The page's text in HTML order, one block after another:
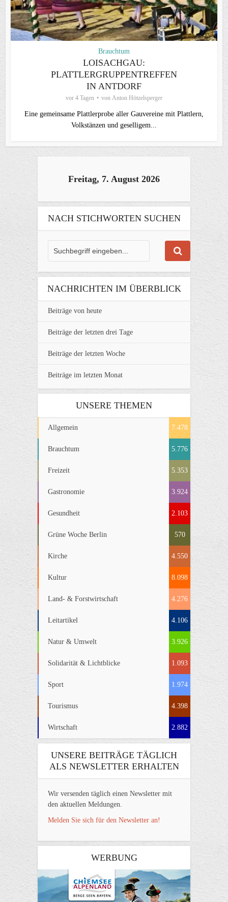
Brauchtum
LOISACHGAU:
PLATTLERGRUPPENTREFFEN
IN ANTDORF
vor 4 Tagen von Anton Hötzelsperger
Eine gemeinsame Plattlerprobe aller Gauvereine mit Plattlern,
Volkstänzen und geselligem...
Freitag, 7. August 2026
NACH STICHWORTEN SUCHEN
NACHRICHTEN IM ÜBERBLICK
Beiträge von heute
Beiträge der letzten drei Tage
Beiträge der letzten Woche
Beiträge im letzten Monat
UNSERE THEMEN
Allgemein 7.478
Brauchtum 5.776
Freizeit 5.353
Gastronomie 3.924
Gesundheit 2.103
Grüne Woche Berlin 570
Kirche 4.550
Kultur 8.098
Land- & Forstwirtschaft 4.276
Leitartikel 4.106
Natur & Umwelt 3.926
Solidarität & Lichtblicke 1.093
Sport 1.974
Tourismus 4.398
Wirtschaft 2.882
UNSERE BEITRÄGE TÄGLICH
ALS NEWSLETTER ERHALTEN
Wir versenden täglich einen Newsletter mit
den aktuellen Meldungen.
Melden Sie sich für den Newsletter an!
WERBUNG